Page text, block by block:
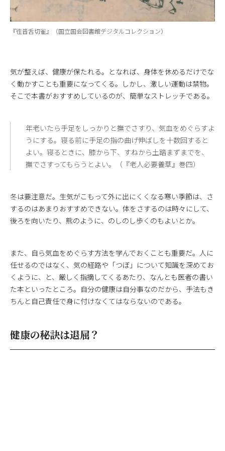
『徃昔舌切雀』（国立国会図書館デジタルコレクション）
気が整えば、健康が保たれる。となれば、身体を休めるだけでな
く動かすことも重要になってくる。しかし、激しい運動は禁物。
そこで本書がおすすめしているのが、簡単なストレッチである。
年老いたら手足をしっかりと撫でさすり、気血をめぐらすよ
うにする。寝る前に手足の指の曲げ伸ばしを十数回すると
よい。寝るときに、膝から下、すねから土踏まずまでを、
撫でさすってもらうとよい。（『老人必要養草』巻四）
冬は要注意だ。生気がこもって外に出にくくなる寒い季節は、さ
するのはあまりおすすめできない。体をさするのは時々にして、
後ろを向いたり、熊のように、のしのし歩くのもよいとか。
また、自ら気血をめぐらす方法を学んでおくことも重要だ。人に
任せるのではなく、気の経路や「つぼ」について知識を深めてお
くように、と、厳しく指摘してくるあたり、なんとも医者の書い
た本といったところ。自分の健康は自分事なのだから、手法もき
ちんと自己責任で身に付けなくてはならないのである。
健康の秘訣は退屈？